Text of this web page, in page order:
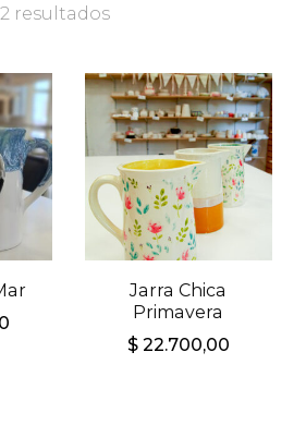
resultados
Jarra Chica
Primavera
$22.700,00